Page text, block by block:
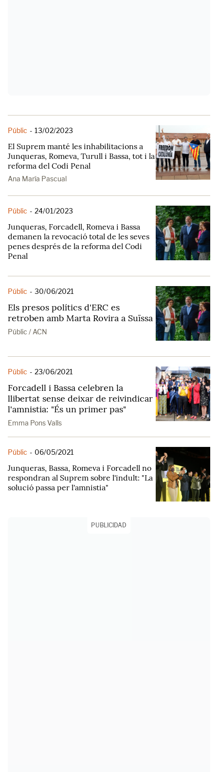
Públic - 13/02/2023
El Suprem manté les inhabilitacions a
Junqueras, Romeva, Turull i Bassa, tot i la
reforma del Codi Penal
Ana María Pascual
Públic - 24/01/2023
Junqueras, Forcadell, Romeva i Bassa
demanen la revocació total de les seves
penes després de la reforma del Codi
Penal
Públic - 30/06/2021
Els presos polítics d'ERC es
retroben amb Marta Rovira a Suïssa
Públic / ACN
Públic - 23/06/2021
Forcadell i Bassa celebren la
llibertat sense deixar de reivindicar
l'amnistia: "És un primer pas"
Emma Pons Valls
Públic - 06/05/2021
Junqueras, Bassa, Romeva i Forcadell no
respondran al Suprem sobre l'indult: "La
solució passa per l'amnistia"
PUBLICIDAD